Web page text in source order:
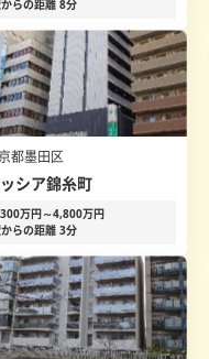
らの距離 8分
都墨田区
シア錦糸町
万円～4,800万円
らの距離 3分